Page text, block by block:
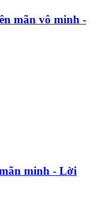
mãn vô minh -
minh - Lời